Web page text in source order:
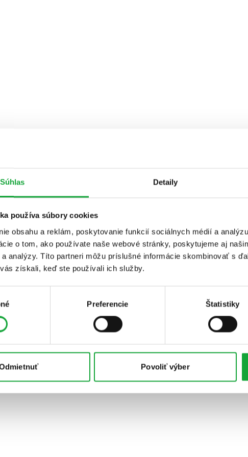
Súhlas Detaily
používa súbory cookies
obsahu a reklám, poskytovanie funkcií sociálnych médií a
o tom, ako používate naše webové stránky, poskytujeme aj
analýzy. Títo partneri môžu príslušné informácie skombinovať s
získali, keď ste používali ich služby.
Preferencie Štatistiky
Povoliť výber